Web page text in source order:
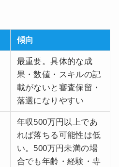
傾向
最重要。具体的な成
果・数値・スキルの記
載がないと審査保留・
落選になりやすい
年収500万円以上であ
れば落ちる可能性は低
い。500万円未満の場
合でも年齢・経験・専